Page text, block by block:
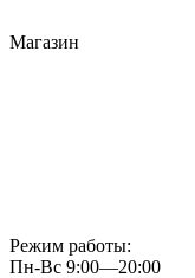
Магазин
Режим работы:
Пн-Вс 9:00—20:00